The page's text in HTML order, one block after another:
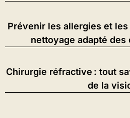
Prévenir les allergies et les
nettoyage adapté des
Chirurgie réfractive : tout
de la